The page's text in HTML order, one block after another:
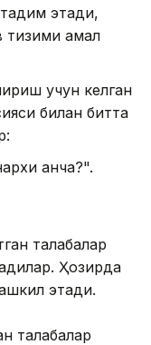
этади,
тизими амал
учун келган
билан битта
қанча?".
талабалар
Ҳозирда
этади.
талабалар